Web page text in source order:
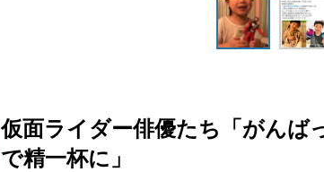
仮面ライダー俳優たち「がんば
で精一杯に」